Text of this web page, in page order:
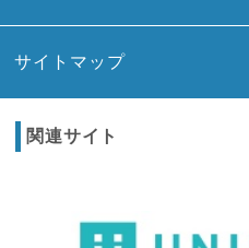
サイトマップ
関連サイト